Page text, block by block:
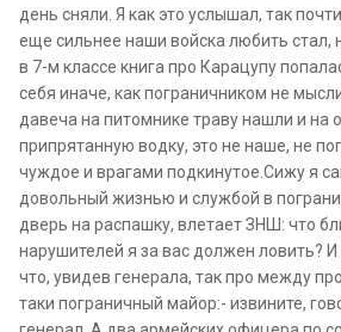
день сняли. Я как это услышал, так
еще сильнее наши войска любить стал,
в 7-м классе книга про Карацупу
себя иначе, как пограничником не
давеча на питомнике траву нашли и на
припрятанную водку, это не наше, не
чуждое и врагами подкинутое.Сижу я
довольный жизнью и службой в
дверь на распашку, влетает ЗНШ: что
нарушителей я за вас должен ловить? И
что, увидев генерала, так про между
таки пограничный майор:- извините,